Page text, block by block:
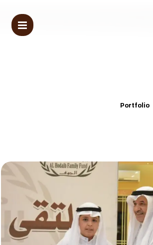
Portfolio